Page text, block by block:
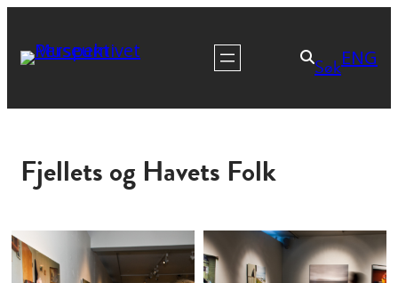
SøkENG
Fjellets og Havets Folk